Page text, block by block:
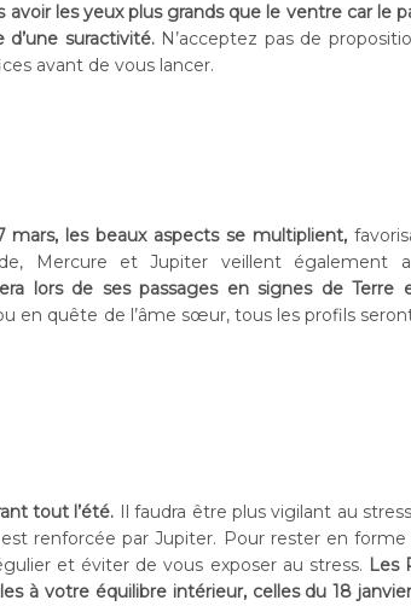
avoir les yeux plus grands que le ventre car le
suractivité.N’acceptez pas de
avant de vous lancer.
mars, les beaux aspects se multiplient,
Mercure et Jupiter veillent également
lors de ses passages en signes de Terre
en quête de l’âme sœur, tous les profils
tout l’été. Il faudra être plus vigilant au
renforcée par Jupiter. Pour rester en forme
et éviter de vous exposer au stress. Les
à votre équilibre intérieur, celles du 18